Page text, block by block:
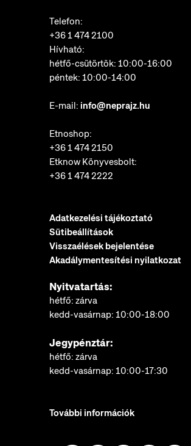
Telefon:
+36 1 474 2100
Hívható:
hétfő-csütörtök: 10:00-16:00
péntek: 10:00-14:00
E-mail: info@neprajz.hu
Etnoshop:
+36 1 474 2150
Etknow Könyvesbolt:
+36 1 474 2222
Adatkezelési tájékoztató
Sütibeállítások
Visszaélések bejelentése
Akadálymentesítési nyilatkozat
Nyitvatartás:
hétfő: zárva
kedd-vasárnap: 10:00-18:00
Jegypénztár:
hétfő: zárva
kedd-vasárnap: 10:00-17:30
További információk